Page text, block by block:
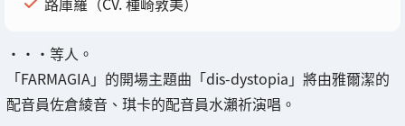
・・・等人。
「FARMAGIA」的開場主題曲「dis-dystopia」將由雅爾潔的
配音員佐倉綾音、琪卡的配音員水瀨祈演唱。